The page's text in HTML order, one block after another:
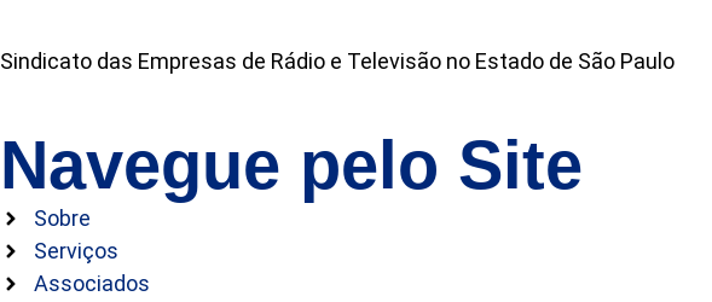
Sindicato das Empresas de Rádio e Televisão no Estado de São Paulo
Navegue pelo Site
Sobre
Serviços
Associados